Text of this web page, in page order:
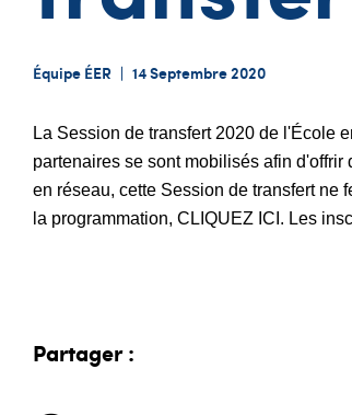
Équipe ÉER | 14 Septembre 2020
La Session de transfert 2020 de l'École
partenaires se sont mobilisés afin
en réseau, cette Session de transfert ne
la programmation, CLIQUEZ ICI . Les
Partager :